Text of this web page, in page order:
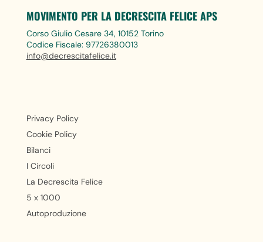
MOVIMENTO PER LA DECRESCITA FELICE APS
Corso Giulio Cesare 34, 10152 Torino
Codice Fiscale: 97726380013
info@decrescitafelice.it
Privacy Policy
Cookie Policy
Bilanci
I Circoli
La Decrescita Felice
5 x 1000
Autoproduzione